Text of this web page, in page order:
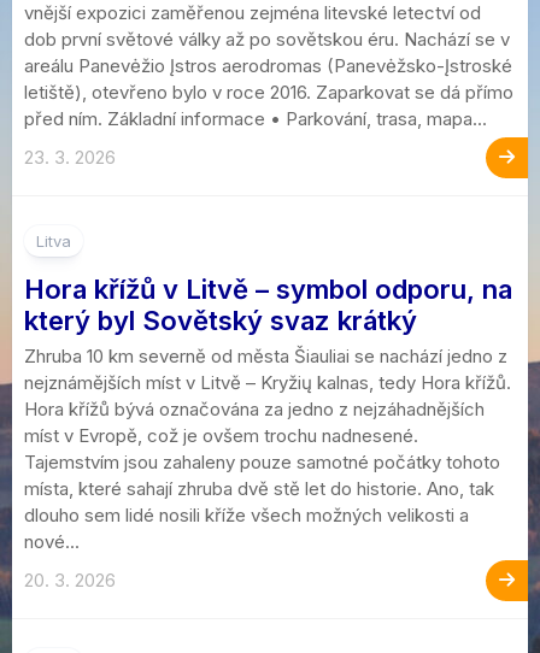
vnější expozici zaměřenou zejména litevské letectví od
dob první světové války až po sovětskou éru. Nachází se v
areálu Panevėžio Įstros aerodromas (Panevėžsko-Įstroské
letiště), otevřeno bylo v roce 2016. Zaparkovat se dá přímo
před ním. Základní informace • Parkování, trasa, mapa...
23. 3. 2026
Litva
Hora křížů v Litvě – symbol odporu, na
který byl Sovětský svaz krátký
Zhruba 10 km severně od města Šiauliai se nachází jedno z
nejznámějších míst v Litvě – Kryžių kalnas, tedy Hora křížů.
Hora křížů bývá označována za jedno z nejzáhadnějších
míst v Evropě, což je ovšem trochu nadnesené.
Tajemstvím jsou zahaleny pouze samotné počátky tohoto
místa, které sahají zhruba dvě stě let do historie. Ano, tak
dlouho sem lidé nosili kříže všech možných velikosti a
nové...
20. 3. 2026